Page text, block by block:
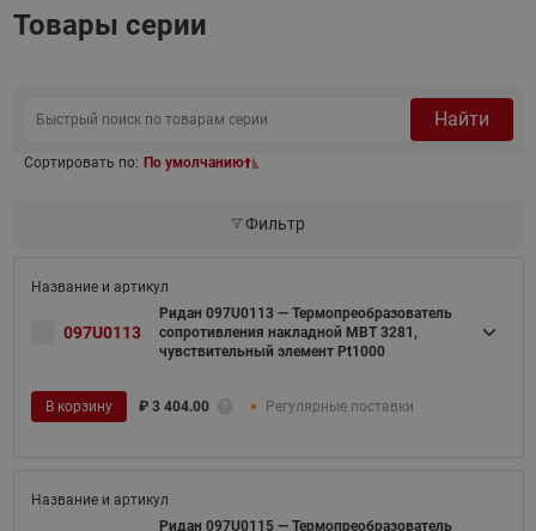
Товары серии
Найти
Сортировать по: По умолчанию
Фильтр
097U0113
Ридан 097U0113 — Термопреобразователь
сопротивления накладной MBT 3281,
чувствительный элемент Pt1000
В корзину ₽ 3 404.00 Регулярные поставки
Ридан 097U0115 — Термопреобразователь